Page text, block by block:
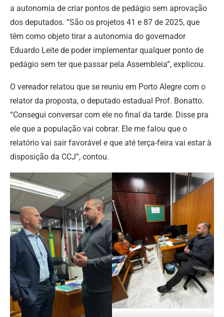
a autonomia de criar pontos de pedágio sem aprovação
dos deputados. “São os projetos 41 e 87 de 2025, que
têm como objeto tirar a autonomia do governador
Eduardo Leite de poder implementar qualquer ponto de
pedágio sem ter que passar pela Assembleia”, explicou.
O vereador relatou que se reuniu em Porto Alegre com o
relator da proposta, o deputado estadual Prof. Bonatto.
“Consegui conversar com ele no final da tarde. Disse pra
ele que a população vai cobrar. Ele me falou que o
relatório vai sair favorável e que até terça-feira vai estar à
disposição da CCJ”, contou.